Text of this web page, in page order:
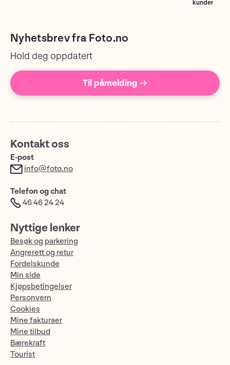
kunder
Nyhetsbrev fra Foto.no
Hold deg oppdatert
Til påmelding →
Kontakt oss
E-post
info@foto.no
Telefon og chat
46 46 24 24
Nyttige lenker
Besøk og parkering
Angrerett og retur
Fordelskunde
Min side
Kjøpsbetingelser
Personvern
Cookies
Mine fakturaer
Mine tilbud
Bærekraft
Tourist